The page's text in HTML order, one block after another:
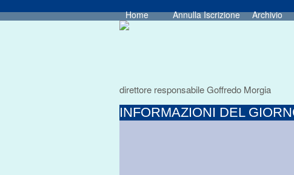
Home Annulla Iscrizione Archivio
direttore responsabile Goffredo Morgia
INFORMAZIONI DEL